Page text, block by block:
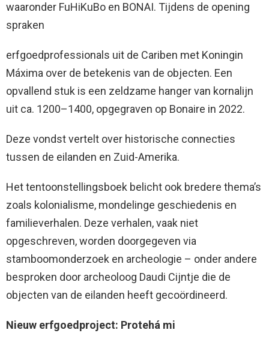
waaronder FuHiKuBo en BONAI. Tijdens de opening
spraken
erfgoedprofessionals uit de Cariben met Koningin
Máxima over de betekenis van de objecten. Een
opvallend stuk is een zeldzame hanger van kornalijn
uit ca. 1200–1400, opgegraven op Bonaire in 2022.
Deze vondst vertelt over historische connecties
tussen de eilanden en Zuid-Amerika.
Het tentoonstellingsboek belicht ook bredere thema’s
zoals kolonialisme, mondelinge geschiedenis en
familieverhalen. Deze verhalen, vaak niet
opgeschreven, worden doorgegeven via
stamboomonderzoek en archeologie – onder andere
besproken door archeoloog Daudi Cijntje die de
objecten van de eilanden heeft gecoördineerd.
Nieuw erfgoedproject: Protehá mi